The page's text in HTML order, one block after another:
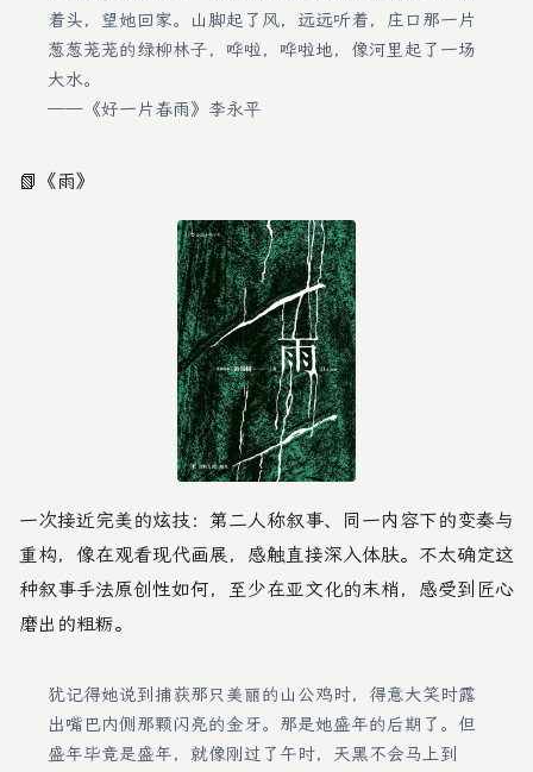
着头，望她回家。山脚起了风，远远听着，庄口那一片
葱葱茏茏的绿柳林子，哗啦，哗啦地，像河里起了一场
大水。
——《好一片春雨》李永平
📗 《雨》
一次接近完美的炫技：第二人称叙事、同一内容下的变奏与
重构，像在观看现代画展，感触直接深入体肤。不太确定这
种叙事手法原创性如何，至少在亚文化的末梢，感受到匠心
磨出的粗粝。
犹记得她说到捕获那只美丽的山公鸡时，得意大笑时露
出嘴巴内侧那颗闪亮的金牙。那是她盛年的后期了。但
盛年毕竟是盛年，就像刚过了午时，天黑不会马上到